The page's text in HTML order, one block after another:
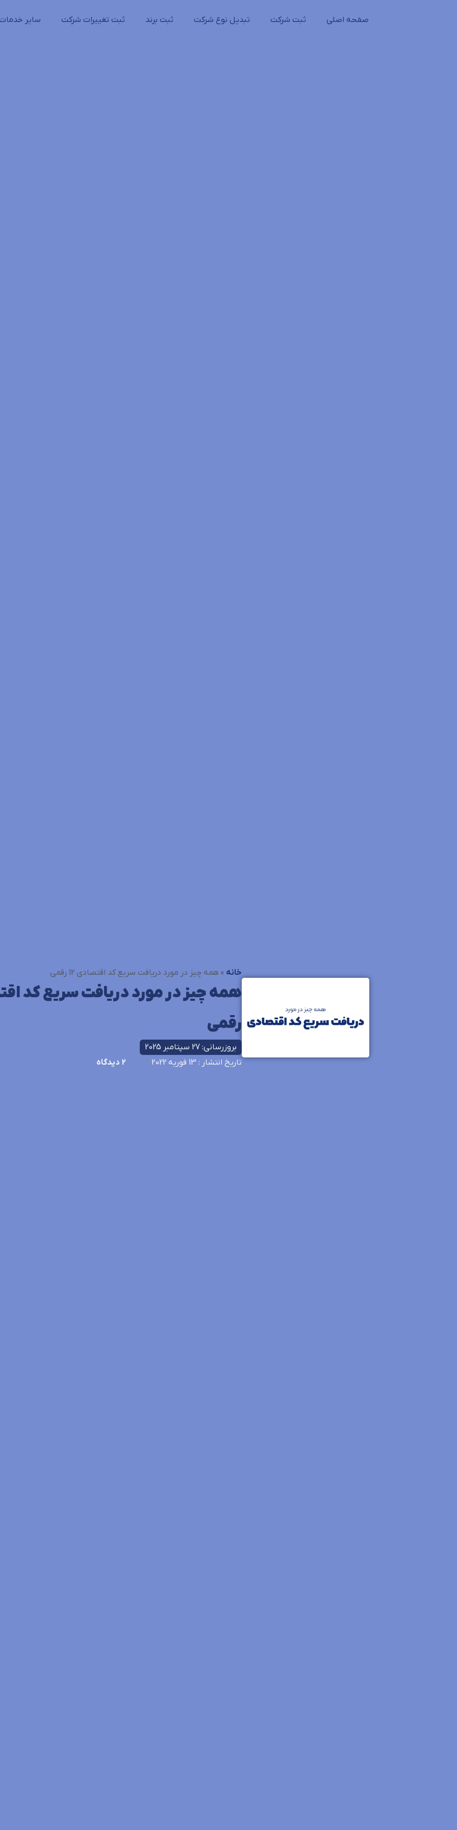
صفحه اصلی ثبت شرکت تبدیل نوع شرکت ثبت برند ثبت تغییرات شرکت سایر خدمات
خانه » همه چیز در مورد دریافت سریع کد اقتصادی 12 رقمی
رقمی
بروزرسانی: 27 سپتامبر 2025
تاریخ انتشار : 13 فوریه 2022 2 دیدگاه